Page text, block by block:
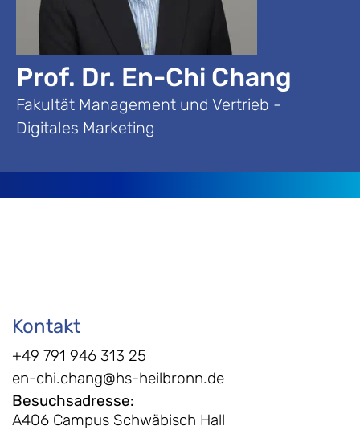
Prof. Dr. En-Chi Chang
Fakultät Management und Vertrieb -
Digitales Marketing
Kontakt
+49 791 946 313 25
en-chi.chang@hs-heilbronn.de
Besuchsadresse:
A406 Campus Schwäbisch Hall